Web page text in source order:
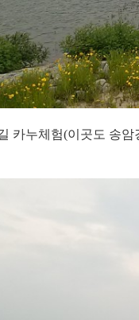
카누체험(이곳도 송